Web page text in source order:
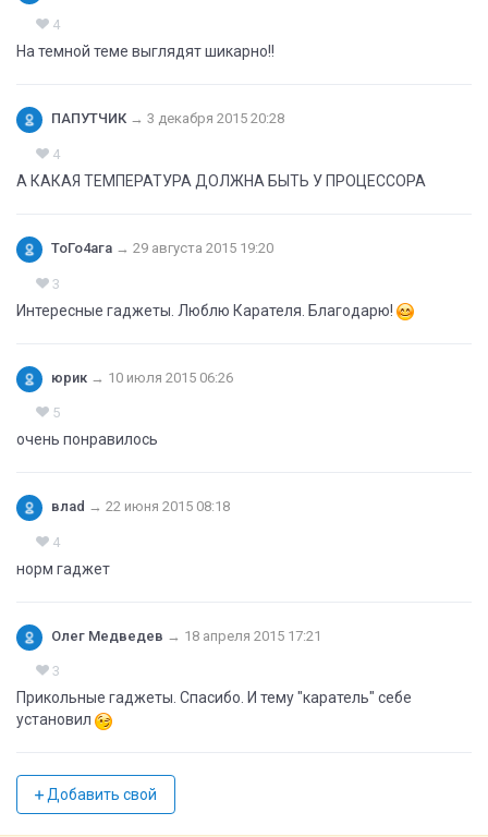
4
На темной теме выглядят шикарно!!
ПАПУТЧИК → 3 декабря 2015 20:28
4
А КАКАЯ ТЕМПЕРАТУРА ДОЛЖНА БЫТЬ У ПРОЦЕССОРА
ТоГо4ага → 29 августа 2015 19:20
3
Интересные гаджеты. Люблю Карателя. Благодарю!
юрик → 10 июля 2015 06:26
5
очень понравилось
влаd → 22 июня 2015 08:18
4
норм гаджет
Олег Медведев → 18 апреля 2015 17:21
3
Прикольные гаджеты. Спасибо. И тему "каратель" себе
установил
Добавить свой